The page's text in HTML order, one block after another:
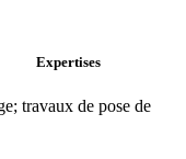
Expertises
travaux de pose de